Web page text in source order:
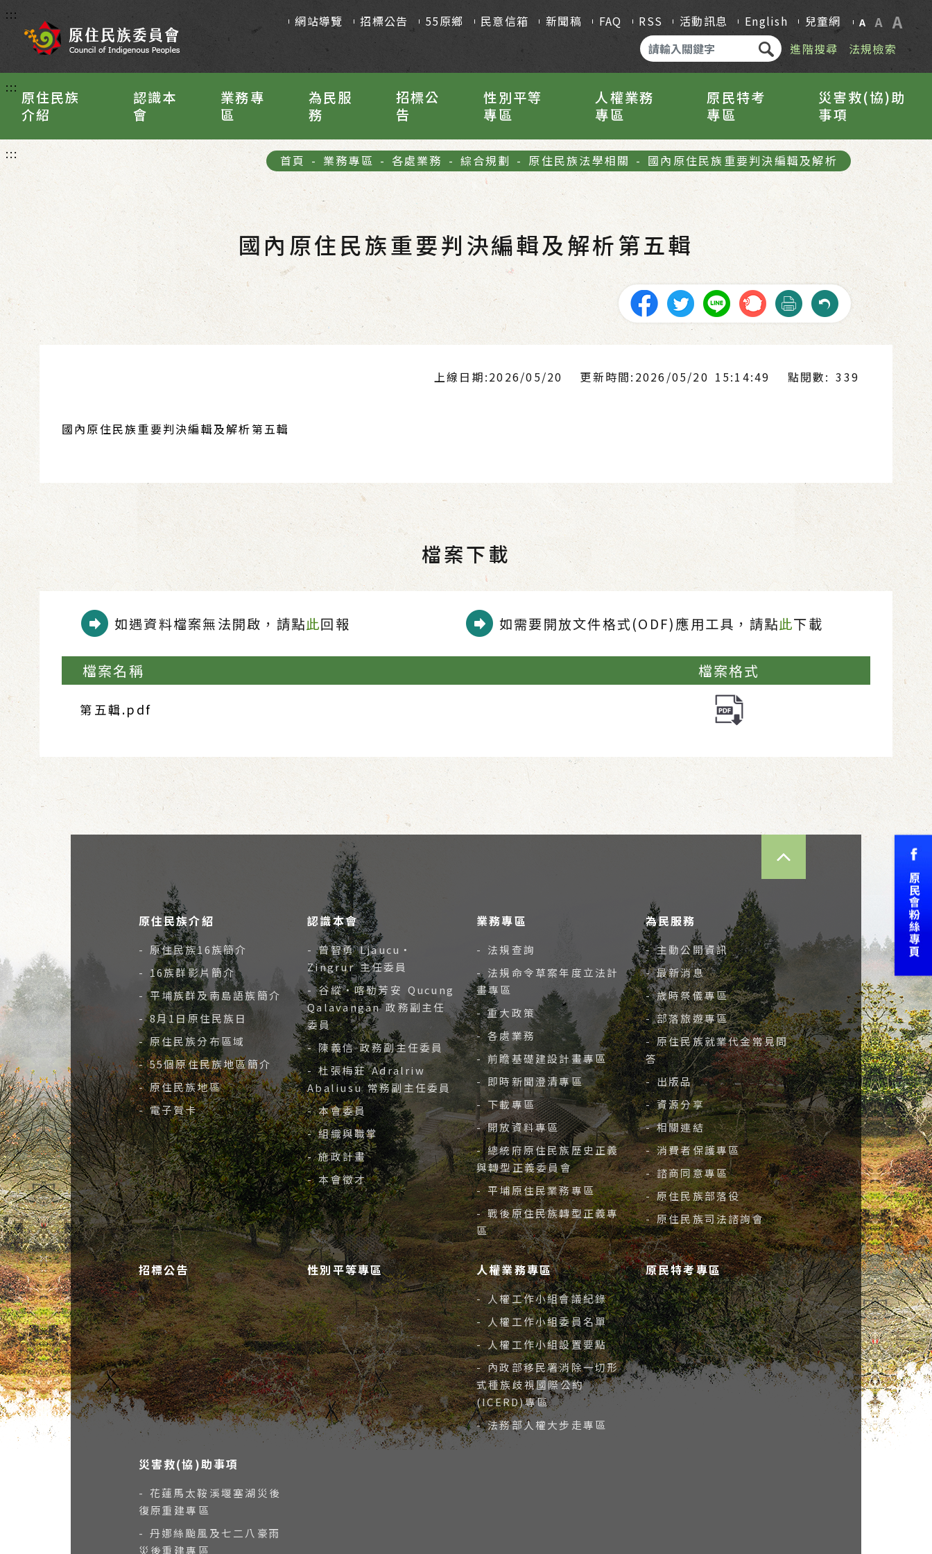
::: 網站導覽 招標公告 55原鄉 民意信箱 新聞稿 FAQ RSS 活動訊息 English 兒童網 A A A
進階搜尋 法規檢索
:::
原住民族
介紹
認識本
會
業務專
區
為民服
務
招標公
告
性別平等
專區
人權業務
專區
原民特考
專區
災害救(協)助
事項
::: 首頁 - 業務專區 - 各處業務 - 綜合規劃 - 原住民族法學相關 - 國內原住民族重要判決編輯及解析
國內原住民族重要判決編輯及解析第五輯
上線日期:2026/05/20 更新時間:2026/05/20 15:14:49 點閱數: 339
國內原住民族重要判決編輯及解析第五輯
檔案下載
如遇資料檔案無法開啟，請點此回報 如需要開放文件格式(ODF)應用工具，請點此下載
檔案名稱 檔案格式
第五輯.pdf
原住民族介紹
- 原住民族16族簡介
- 16族群影片簡介
- 平埔族群及南島語族簡介
- 8月1日原住民族日
- 原住民族分布區域
- 55個原住民族地區簡介
- 原住民族地區
- 電子賀卡
認識本會
- 曾智勇 Ljaucu‧
Zingrur 主任委員
- 谷縱‧喀勒芳安 Qucung
Qalavangan 政務副主任
委員
- 陳義信 政務副主任委員
- 杜張梅莊 Adralriw
Abaliusu 常務副主任委員
- 本會委員
- 組織與職掌
- 施政計畫
- 本會徵才
業務專區
- 法規查詢
- 法規命令草案年度立法計
畫專區
- 重大政策
- 各處業務
- 前瞻基礎建設計畫專區
- 即時新聞澄清專區
- 下載專區
- 開放資料專區
- 總統府原住民族歷史正義
與轉型正義委員會
- 平埔原住民業務專區
- 戰後原住民族轉型正義專
區
為民服務
- 主動公開資訊
- 最新消息
- 歲時祭儀專區
- 部落旅遊專區
- 原住民族就業代金常見問
答
- 出版品
- 資源分享
- 相關連結
- 消費者保護專區
- 諮商同意專區
- 原住民族部落役
- 原住民族司法諮詢會
招標公告 性別平等專區 人權業務專區
- 人權工作小組會議紀錄
- 人權工作小組委員名單
- 人權工作小組設置要點
- 內政部移民署消除一切形
式種族歧視國際公約
(ICERD)專區
- 法務部人權大步走專區
原民特考專區
災害救(協)助事項
- 花蓮馬太鞍溪堰塞湖災後
復原重建專區
- 丹娜絲颱風及七二八豪雨
災後重建專區